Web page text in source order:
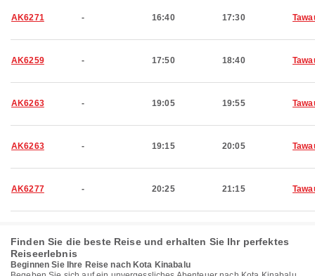
AK6271 - 16:40 17:30
AK6259 - 17:50 18:40
AK6263 - 19:05 19:55
AK6263 - 19:15 20:05
AK6277 - 20:25 21:15
Finden Sie die beste Reise und erhalten Sie Ihr perfektes
Reiseerlebnis
Beginnen Sie Ihre Reise nach Kota Kinabalu